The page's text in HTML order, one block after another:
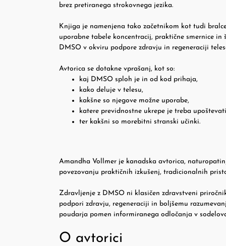
brez pretiranega strokovnega jezika.
Knjiga je namenjena tako začetnikom kot tudi
uporabne tabele koncentracij, praktične smernice
DMSO v okviru podpore zdravju in regeneraciji
Avtorica se dotakne vprašanj, kot so:
kaj DMSO sploh je in od kod prihaja,
kako deluje v telesu,
kakšne so njegove možne uporabe,
katere previdnostne ukrepe je treba
ter kakšni so morebitni stranski učinki.
Amandha Vollmer je kanadska avtorica,
povezovanju praktičnih izkušenj, tradicionalnih
Zdravljenje z DMSO ni klasičen zdravstveni
podpori zdravju, regeneraciji in boljšemu
poudarja pomen informiranega odločanja v
O avtorici